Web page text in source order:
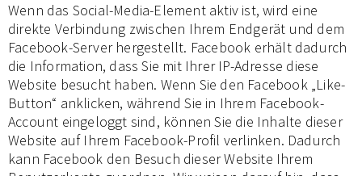
Wenn das Social-Media-Element aktiv ist, wird eine
direkte Verbindung zwischen Ihrem Endgerät und dem
Facebook-Server hergestellt. Facebook erhält dadurch
die Information, dass Sie mit Ihrer IP-Adresse diese
Website besucht haben. Wenn Sie den Facebook „Like-
Button“ anklicken, während Sie in Ihrem Facebook-
Account eingeloggt sind, können Sie die Inhalte dieser
Website auf Ihrem Facebook-Profil verlinken. Dadurch
kann Facebook den Besuch dieser Website Ihrem